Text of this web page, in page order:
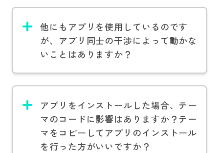
他にもアプリを使用しているのです
が、アプリ同士の干渉によって動かな
いことはありますか？
アプリをインストールした場合、テー
マのコードに影響はありますか？テー
マをコピーしてアプリのインストール
を行った方がいいですか？